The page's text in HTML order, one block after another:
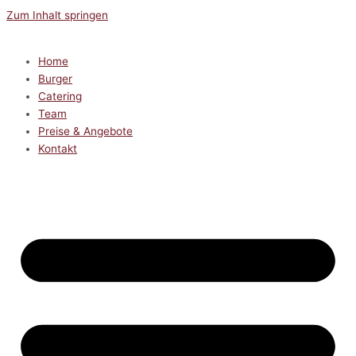
Zum Inhalt springen
Home
Burger
Catering
Team
Preise & Angebote
Kontakt